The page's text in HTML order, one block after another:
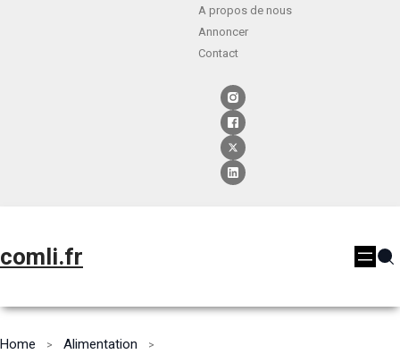
A propos de nous
Annoncer
Contact
comli.fr
Home
Alimentation